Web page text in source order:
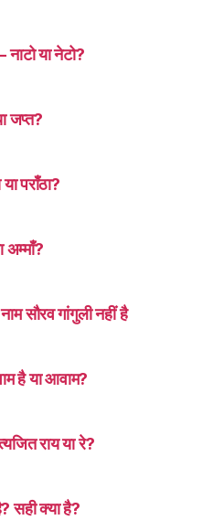
या नेटो?
जप्त?
पराँठा?
अम्माँ?
सौरव गांगुली नहीं है
है या आवाम?
राय या रे?
सही क्या है?